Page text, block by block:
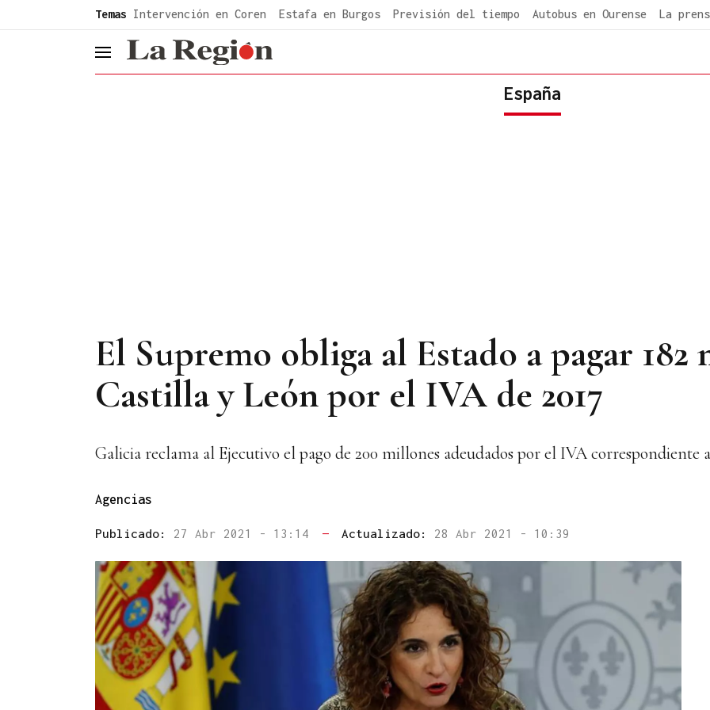
Temas Intervención en Coren Estafa en Burgos Previsión del tiempo Autobus en Ourense La
header.menu.open
España
El Supremo obliga al Estado a pagar 182
Castilla y León por el IVA de 2017
Galicia reclama al Ejecutivo el pago de 200 millones adeudados por el IVA correspondiente a
Agencias
Publicado: 27 Abr 2021 - 13:14 — Actualizado: 28 Abr 2021 - 10:39